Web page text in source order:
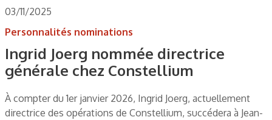
03/11/2025
Personnalités nominations
Ingrid Joerg nommée directrice
générale chez Constellium
À compter du 1er janvier 2026, Ingrid Joerg, actuellement
directrice des opérations de Constellium, succédera à Jean-